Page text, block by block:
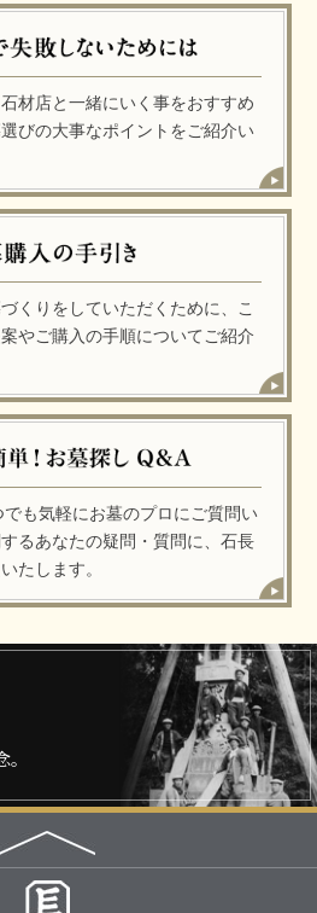
材店と一緒にいく事をおすすめ
びの大事なポイントをご紹介い
くりをしていただくために、こ
やご購入の手順についてご紹介
も気軽にお墓のプロにご質問い
るあなたの疑問・質問に、石長
たします。